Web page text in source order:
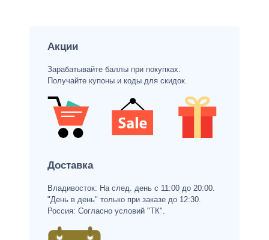
Акции
Зарабатывайте баллы при покупках.
Получайте купоны и коды для скидок.
Доставка
Владивосток: На след. день с 11:00 до 20:00.
"День в день" только при заказе до 12:30.
Россия: Согласно условий "ТК".